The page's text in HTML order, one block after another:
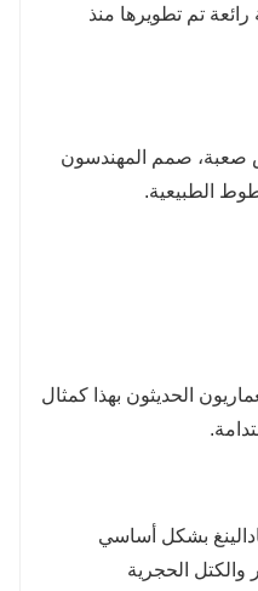
تم تطويرها منذ
صعبة، صمم المهندسون
الطبيعية.
الحديثون بهذا كمثال
بشكل أساسي
والكتل الحجرية